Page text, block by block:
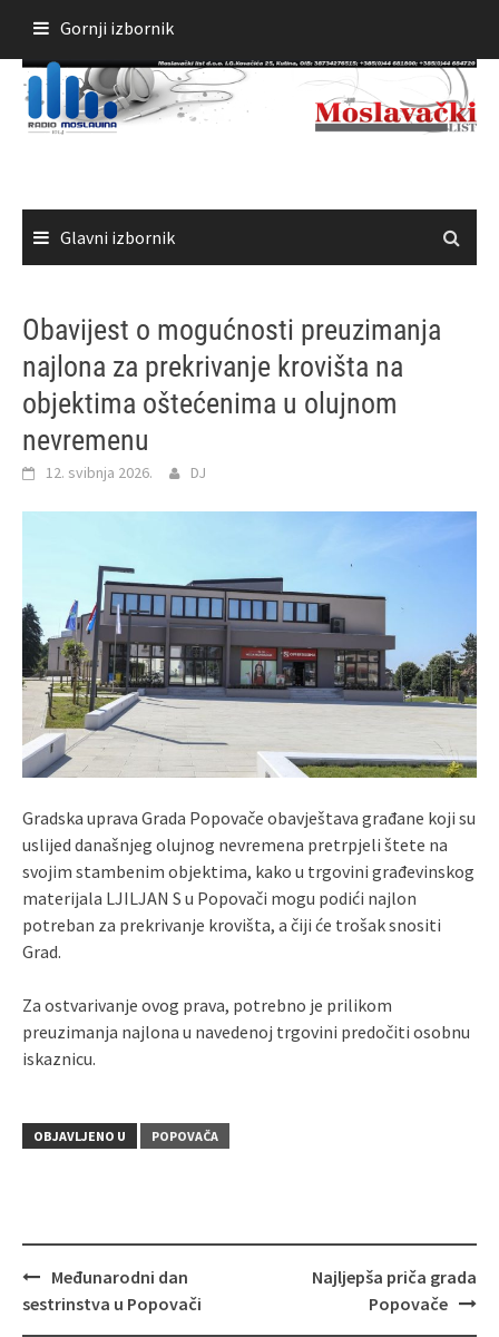
sadržaja
Gornji izbornik
Glavni izbornik
Obavijest o mogućnosti preuzimanja
najlona za prekrivanje krovišta na
objektima oštećenima u olujnom
nevremenu
12. svibnja 2026. DJ
Gradska uprava Grada Popovače obavještava građane koji su
uslijed današnjeg olujnog nevremena pretrpjeli štete na
svojim stambenim objektima, kako u trgovini građevinskog
materijala LJILJAN S u Popovači mogu podići najlon
potreban za prekrivanje krovišta, a čiji će trošak snositi
Grad.
Za ostvarivanje ovog prava, potrebno je prilikom
preuzimanja najlona u navedenoj trgovini predočiti osobnu
iskaznicu.
OBJAVLJENO U POPOVAČA
Navigacija
Međunarodni dan
sestrinstva u Popovači
Najljepša priča grada
Popovače